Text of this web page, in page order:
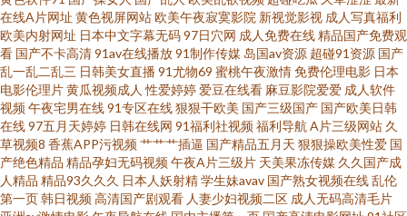
午夜社区 91色视 东方va地址在线观看 久久免费黄色网址 日韩经典第一页第
二页 51导航 91色色小视频下载 岛国网站在线播放 欧美性爱8P 夜福利导航国
产 91社视频神马 超碰精品潮吹无码不卡 精品久久AV大香蕉 少妇一线天 自拍
超碰在线99 91游戏体验馆美女小短剧 免费东方AV 亚洲福利网址91 91情趣电
在线A片网址 黄色视屏网站欧美午夜寂寞影院 新视觉影视 成人写真福利
欧美内射网址 日本中文字幕无码97日穴网 成人免费在线精品国产免费观
看 国产不卡高清91av在线播放91制作传媒 岛国av资源 超碰91资源 国产
乱一乱二乱三 日韩美女直播91尤物69 蜜桃午夜激情免费伦理电影 日本
电影伦理片黄瓜视频成人 性爱婷婷爱豆在线看 麻豆影院爱爱 成人软件
视频午夜宅男在线91专区在线狠狠干欧美 国产三级国产 国产欧美日韩
在线97五月天婷婷 日韩在线网 91福利社视频福利导航 A片三级网站 久
草视频8 香蕉APP污视频艹艹艹插逼 国产精品五月天 狠狠操欧美性爱 国
产绝色精品 精品孕妇无码视频午夜A片三级片 天美果冻传媒 久久国产成
人精品 精品93久久久 日本人妖射精学生妹avav 国产熟女视频在线乱伦
第一页韩日视频高清国产剧观看 人妻少妇视频二区 成人无码高清毛片